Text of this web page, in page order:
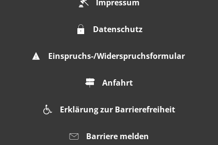
Impressum
Datenschutz
Einspruchs-/Widerspruchsformular
Anfahrt
Erklärung zur Barrierefreiheit
Barriere melden